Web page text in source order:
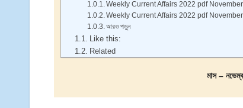
Weekly Current Affairs 2022 pdf
Weekly Current Affairs 2022 pdf
আরও পড়ুন
Like this:
Related
মাস –